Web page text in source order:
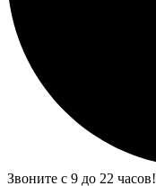
Звоните с 9 до 22 часов!